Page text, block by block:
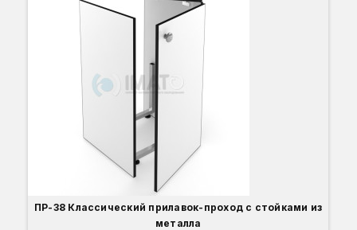
ПР-38 Классический прилавок-проход с стойками из
металла